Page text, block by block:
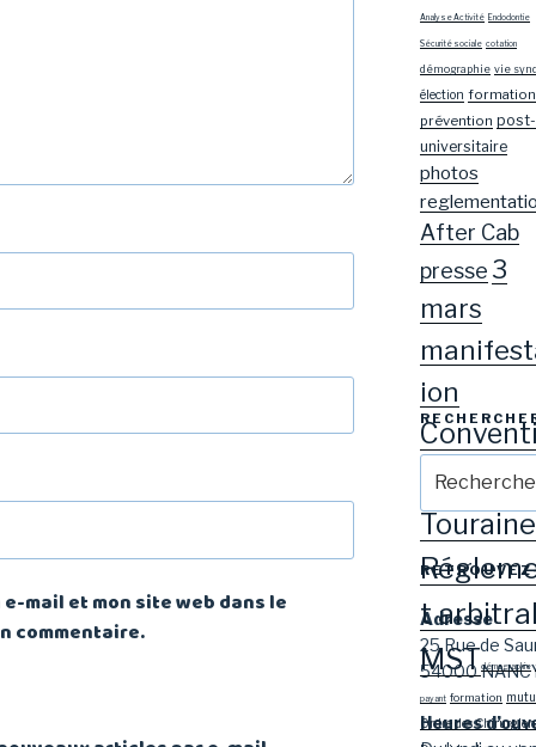
mail et mon site web dans le
commentaire.
Analyse Activité Endodontie
Sécurité sociale cotation
démographie vie
élection formation
prévention post-
universitaire
photos
After Cab
presse 3
mars
ion
nMarisol
Touraine
t
MSTdémographie
payant formation
Ordre des
pour
:
Adresse
25 Rue de
54000
Heures